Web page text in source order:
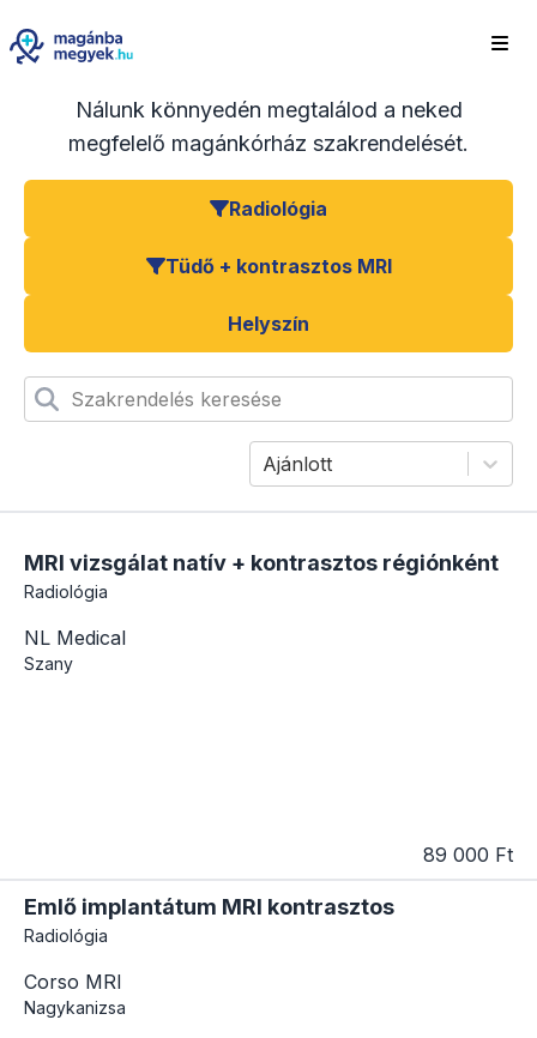
Nálunk könnyedén megtalálod a neked
megfelelő magánkórház szakrendelését.
Radiológia
Tüdő + kontrasztos MRI
Helyszín
Szakrendelés keresése
Ajánlott
MRI vizsgálat natív + kontrasztos régiónként
Radiológia
NL Medical
Szany
89 000 Ft
Emlő implantátum MRI kontrasztos
Radiológia
Corso MRI
Nagykanizsa